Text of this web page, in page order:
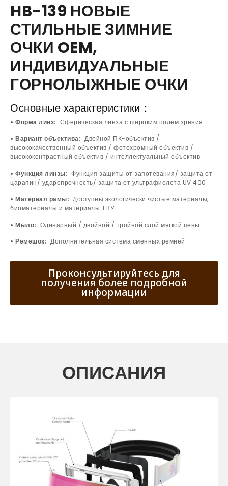
HB-139 НОВЫЕ
СТИЛЬНЫЕ ЗИМНИЕ
ОЧКИ OEM,
ИНДИВИДУАЛЬНЫЕ
ГОРНОЛЫЖНЫЕ ОЧКИ
Основные характеристики：
• Форма линз: Сферическая линза с широким полем зрения
• Вариант объектива: Двойной ПК-объектив /
высококачественный объектив / фотохромный объектив /
высококонтрастный объектив / интеллектуальный объектив
• Функция линзы: Функция защиты от запотевания/ защита от
царапин/ ударопрочность/ защита от ультрафиолета UV 400
• Материал рамы: Доступны экологически чистые материалы,
биоматериалы и материалы ТПУ.
• Мыло: Одинарный / двойной / тройной слой мягкой пены
• Ремешок: Дополнительная система сменных ремней
Проконсультируйтесь для
получения более подробной
информации
ОПИСАНИЯ